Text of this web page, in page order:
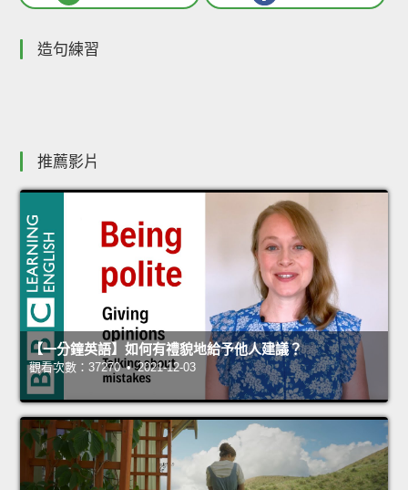
造句練習
推薦影片
【一分鐘英語】如何有禮貌地給予他人建議？
觀看次數：37270 • 2021-12-03